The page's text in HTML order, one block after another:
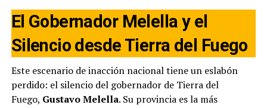
El Gobernador Melella y el
Silencio desde Tierra del Fuego
Este escenario de inacción nacional tiene un eslabón
perdido: el silencio del gobernador de Tierra del
Fuego, Gustavo Melella. Su provincia es la más